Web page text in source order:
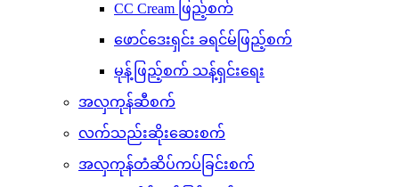
CC Cream ဖြည့်စက်
ဖောင်ဒေးရှင်း ခရင်မ်ဖြည့်စက်
မုန့်ဖြည့်စက် သန့်ရှင်းရေး
အလှကုန်ဆီစက်
လက်သည်းဆိုးဆေးစက်
အလှကုန်တံဆိပ်ကပ်ခြင်းစက်